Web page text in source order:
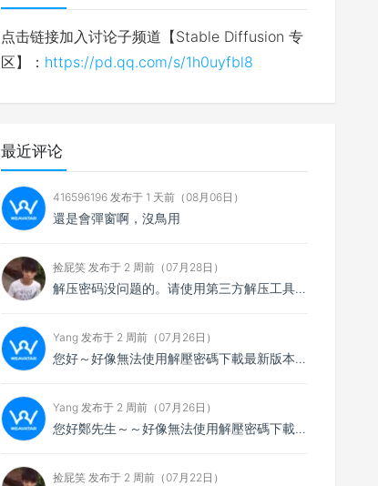
点击链接加入讨论子频道【Stable Diffusion 专
区】： https://pd.qq.com/s/1h0uyfbl8
最近评论
416596196 发布于 1 天前（08月06日）
還是會彈窗啊，沒鳥用
捡屁笑 发布于 2 周前（07月28日）
解压密码没问题的。请使用第三方解压工具解压，比如7zip
Yang 发布于 2 周前（07月26日）
您好～好像無法使用解壓密碼下載最新版本，想請您看看
Yang 发布于 2 周前（07月26日）
您好鄭先生～～好像無法使用解壓密碼下載最新的4.0.4版本，不知能否請你協助排除障礙～
捡屁笑 发布于 2 周前（07月22日）